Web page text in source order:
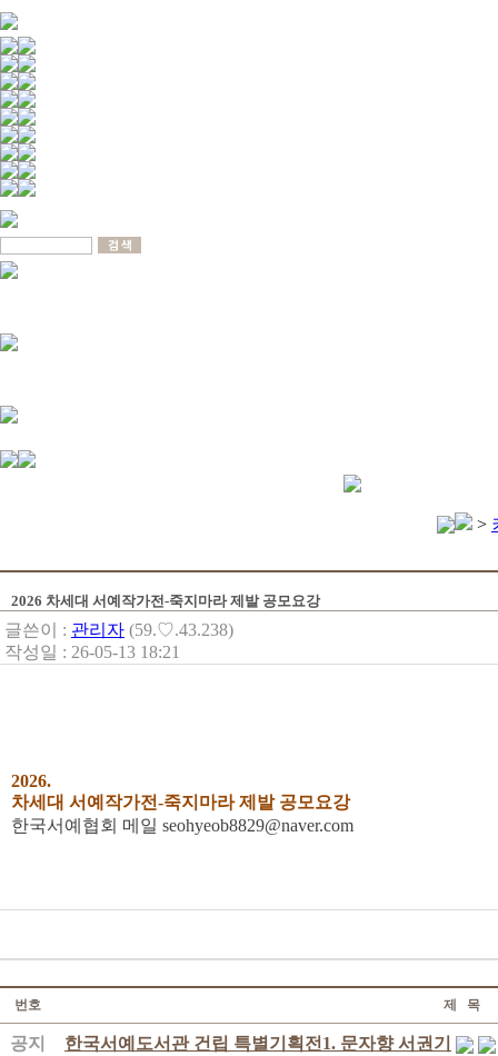
>
2026 차세대 서예작가전-죽지마라 제발 공모요강
글쓴이 : 관리자 (59.♡.43.238)
작성일 : 26-05-13 18:21
2026.
차세대 서예작가전-죽지마라 제발 공모요강
한국서예협회 메일 seohyeob8829@naver.com
번호 제 목
공지 한국서예도서관 건립 특별기획전1. 문자향 서권기